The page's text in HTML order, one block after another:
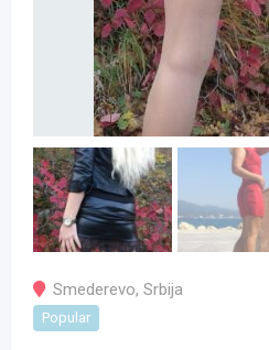
Smederevo, Srbija
Popular